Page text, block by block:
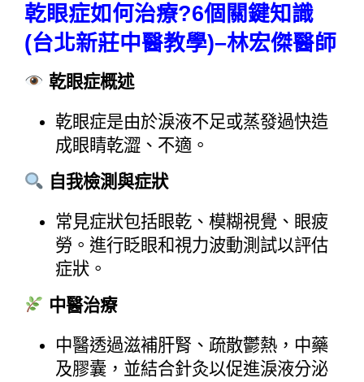
乾眼症如何治療?6個關鍵知識
(台北新莊中醫教學)–林宏傑醫師
乾眼症概述
乾眼症是由於淚液不足或蒸發過快造
成眼睛乾澀、不適。
自我檢測與症狀
常見症狀包括眼乾、模糊視覺、眼疲
勞。進行眨眼和視力波動測試以評估
症狀。
中醫治療
中醫透過滋補肝腎、疏散鬱熱，中藥
及膠囊，並結合針灸以促進淚液分泌